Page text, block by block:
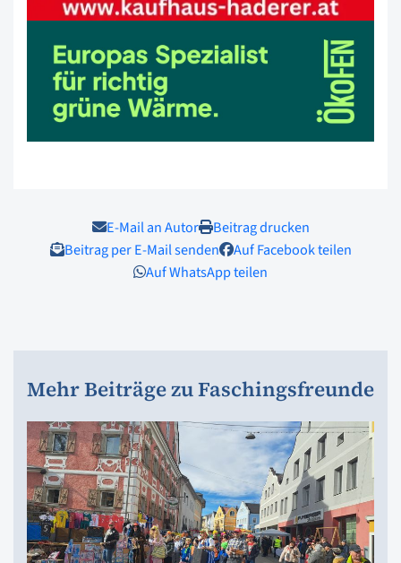
E-Mail an Autor
Beitrag drucken
Beitrag per E-Mail senden
Auf Facebook teilen
Auf WhatsApp teilen
Mehr Beiträge zu Faschingsfreunde